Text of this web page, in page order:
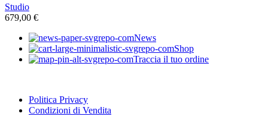
Studio
679,00 €
News
Shop
Traccia il tuo ordine
Politica Privacy
Condizioni di Vendita